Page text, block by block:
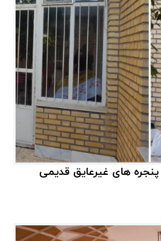
۳
۶
۸
های غیرعایق قدیمی